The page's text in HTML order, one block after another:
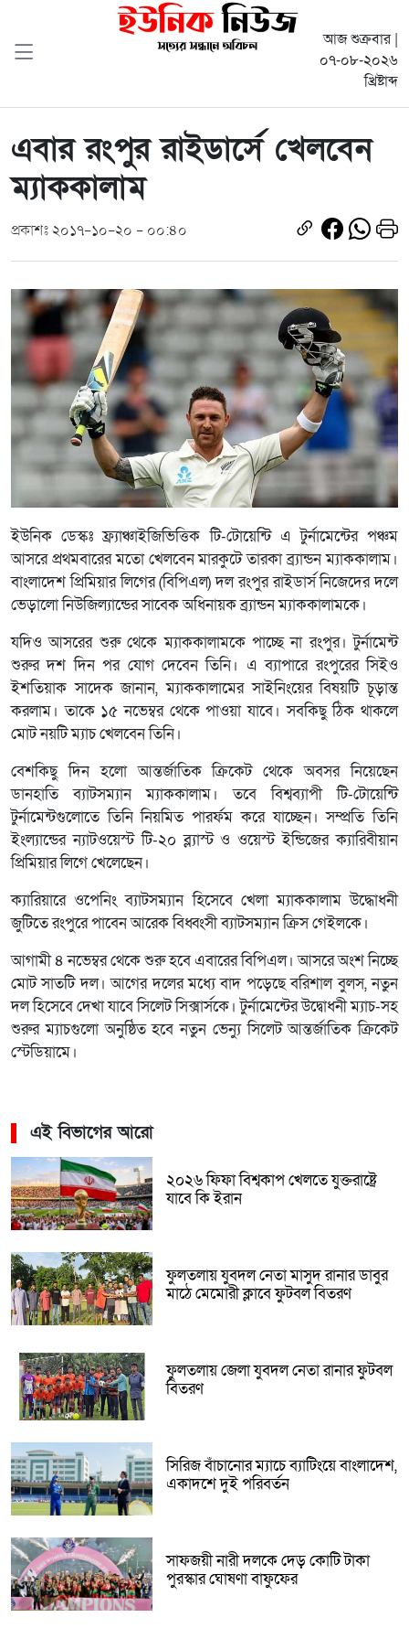
আজ শুক্রবার |
০৭-০৮-২০২৬
খ্রিষ্টাব্দ
এবার রংপুর রাইডার্সে খেলবেন
ম্যাককালাম
প্রকাশঃ ২০১৭-১০-২০ - ০০:৪০
ইউনিক ডেস্কঃ ফ্র্যাঞ্চাইজিভিত্তিক টি-টোয়েন্টি এ টুর্নামেন্টের পঞ্চম
আসরে প্রথমবারের মতো খেলবেন মারকুটে তারকা ব্র্যান্ডন ম্যাককালাম।
বাংলাদেশ প্রিমিয়ার লিগের (বিপিএল) দল রংপুর রাইডার্স নিজেদের দলে
ভেড়ালো নিউজিল্যান্ডের সাবেক অধিনায়ক ব্র্যান্ডন ম্যাককালামকে।
যদিও আসরের শুরু থেকে ম্যাককালামকে পাচ্ছে না রংপুর। টুর্নামেন্ট
শুরুর দশ দিন পর যোগ দেবেন তিনি। এ ব্যাপারে রংপুরের সিইও
ইশতিয়াক সাদেক জানান, ম্যাককালামের সাইনিংয়ের বিষয়টি চূড়ান্ত
করলাম। তাকে ১৫ নভেম্বর থেকে পাওয়া যাবে। সবকিছু ঠিক থাকলে
মোট নয়টি ম্যাচ খেলবেন তিনি।
বেশকিছু দিন হলো আন্তর্জাতিক ক্রিকেট থেকে অবসর নিয়েছেন
ডানহাতি ব্যাটসম্যান ম্যাককালাম। তবে বিশ্বব্যাপী টি-টোয়েন্টি
টুর্নামেন্টগুলোতে তিনি নিয়মিত পারর্ফম করে যাচ্ছেন। সম্প্রতি তিনি
ইংল্যান্ডের ন্যাটওয়েস্ট টি-২০ ব্ল্যাস্ট ও ওয়েস্ট ইন্ডিজের ক্যারিবীয়ান
প্রিমিয়ার লিগে খেলেছেন।
ক্যারিয়ারে ওপেনিং ব্যাটসম্যান হিসেবে খেলা ম্যাককালাম উদ্ধোধনী
জুটিতে রংপুরে পাবেন আরেক বিধ্বংসী ব্যাটসম্যান ক্রিস গেইলকে।
আগামী ৪ নভেম্বর থেকে শুরু হবে এবারের বিপিএল। আসরে অংশ নিচ্ছে
মোট সাতটি দল। আগের দলের মধ্যে বাদ পড়েছে বরিশাল বুলস, নতুন
দল হিসেবে দেখা যাবে সিলেট সিক্সার্সকে। টুর্নামেন্টের উদ্বোধনী ম্যাচ-সহ
শুরুর ম্যাচগুলো অনুষ্ঠিত হবে নতুন ভেন্যু সিলেট আন্তর্জাতিক ক্রিকেট
স্টেডিয়ামে।
এই বিভাগের আরো
২০২৬ ফিফা বিশ্বকাপ খেলতে যুক্তরাষ্ট্রে
যাবে কি ইরান
ফুলতলায় যুবদল নেতা মাসুদ রানার ডাবুর
মাঠে মেমোরী ক্লাবে ফুটবল বিতরণ
ফুলতলায় জেলা যুবদল নেতা রানার ফুটবল
বিতরণ
সিরিজ বাঁচানোর ম্যাচে ব্যাটিংয়ে বাংলাদেশ,
একাদশে দুই পরিবর্তন
সাফজয়ী নারী দলকে দেড় কোটি টাকা
পুরস্কার ঘোষণা বাফুফের